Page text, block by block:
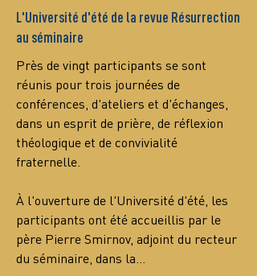
L'Université d'été de la revue Résurrection
au séminaire
Près de vingt participants se sont
réunis pour trois journées de
conférences, d'ateliers et d'échanges,
dans un esprit de prière, de réflexion
théologique et de convivialité
fraternelle.
À l'ouverture de l'Université d'été, les
participants ont été accueillis par le
père Pierre Smirnov, adjoint du recteur
du séminaire, dans la…